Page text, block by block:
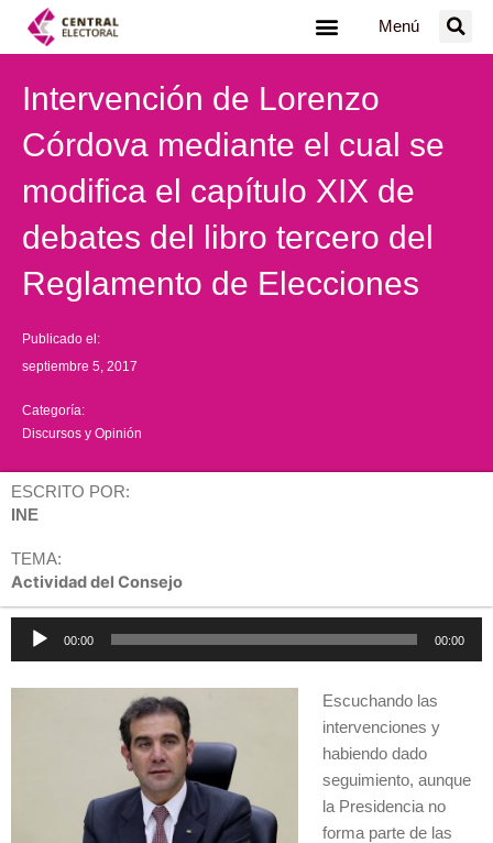
Menú
Intervención de Lorenzo
Córdova mediante el cual se
modifica el capítulo XIX de
debates del libro tercero del
Reglamento de Elecciones
Publicado el:
septiembre 5, 2017
Categoría:
Discursos y Opinión
ESCRITO POR:
INE
TEMA:
Actividad del Consejo
Reproductor
00:00 00:00
Escuchando las
intervenciones y
habiendo dado
seguimiento, aunque
la Presidencia no
forma parte de las